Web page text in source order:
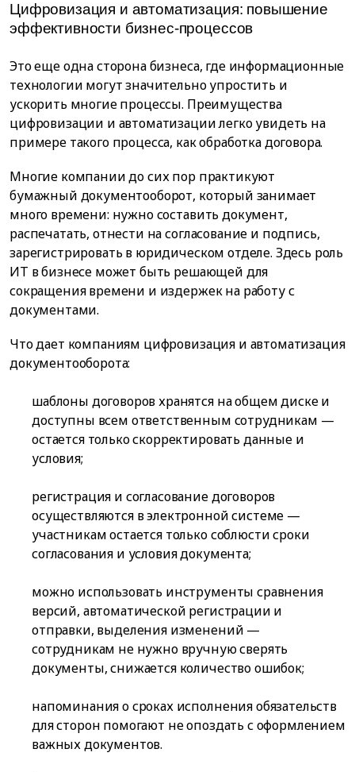
Цифровизация и автоматизация: повышение
эффективности бизнес-процессов
Это еще одна сторона бизнеса, где информационные
технологии могут значительно упростить и
ускорить многие процессы. Преимущества
цифровизации и автоматизации легко увидеть на
примере такого процесса, как обработка договора.
Многие компании до сих пор практикуют
бумажный документооборот, который занимает
много времени: нужно составить документ,
распечатать, отнести на согласование и подпись,
зарегистрировать в юридическом отделе. Здесь роль
ИТ в бизнесе может быть решающей для
сокращения времени и издержек на работу с
документами.
Что дает компаниям цифровизация и автоматизация
документооборота:
шаблоны договоров хранятся на общем диске и
доступны всем ответственным сотрудникам —
остается только скорректировать данные и
условия;
регистрация и согласование договоров
осуществляются в электронной системе —
участникам остается только соблюсти сроки
согласования и условия документа;
можно использовать инструменты сравнения
версий, автоматической регистрации и
отправки, выделения изменений —
сотрудникам не нужно вручную сверять
документы, снижается количество ошибок;
напоминания о сроках исполнения обязательств
для сторон помогают не опоздать с оформлением
важных документов.